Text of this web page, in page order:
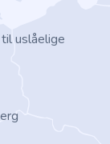
uslåelige